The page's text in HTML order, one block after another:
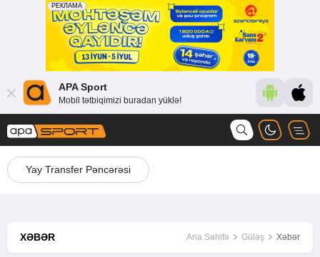
APA Sport
Mobil tətbiqimizi buradan yüklə!
Yay Transfer Pəncərəsi
XƏBƏR Ana Səhifə Güləş Xəbər